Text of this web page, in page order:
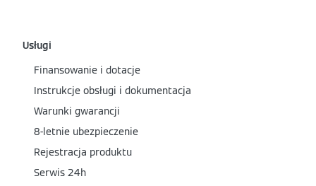
Usługi
Finansowanie i dotacje
Instrukcje obsługi i dokumentacja
Warunki gwarancji
8-letnie ubezpieczenie
Rejestracja produktu
Serwis 24h